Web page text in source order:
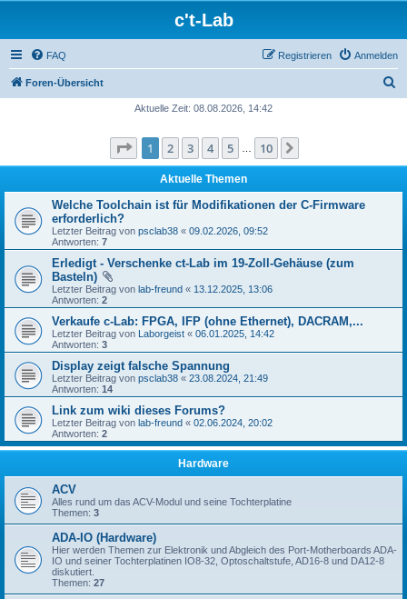
c't-Lab
FAQ Anmelden
Registrieren
Foren-Übersicht
e
Aktuelle Zeit: 08.08.2026, 14:42
Seite 1von 10
1 2 3 4 5 10
Aktuelle Themen
Welche Toolchain ist für Modifikationen der C-Firmware
erforderlich?
Letzter Beitrag von psclab38 « 09.02.2026, 09:52
Antworten: 7
Erledigt - Verschenke ct-Lab im 19-Zoll-Gehäuse (zum
Basteln)
Letzter Beitrag von lab-freund « 13.12.2025, 13:06
Antworten: 2
Verkaufe c-Lab: FPGA, IFP (ohne Ethernet), DACRAM,...
Letzter Beitrag von Laborgeist « 06.01.2025, 14:42
Antworten: 3
Display zeigt falsche Spannung
Letzter Beitrag von psclab38 « 23.08.2024, 21:49
Antworten: 14
Link zum wiki dieses Forums?
Letzter Beitrag von lab-freund « 02.06.2024, 20:02
Antworten: 2
Hardware
ACV
Alles rund um das ACV-Modul und seine Tochterplatine
Themen: 3
ADA-IO (Hardware)
Hier werden Themen zur Elektronik und Abgleich des Port-Motherboards ADA-
IO und seiner Tochterplatinen IO8-32, Optoschaltstufe, AD16-8 und DA12-8
diskutiert.
Themen: 27